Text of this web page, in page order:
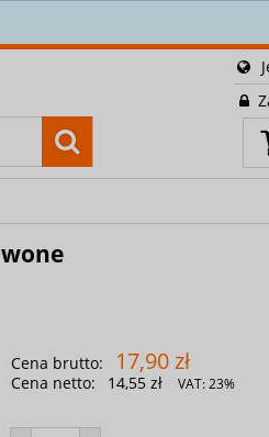
nowości! 🎁
Cena brutto: 17,90 zł
Cena netto: 14,55 zł VAT:23%